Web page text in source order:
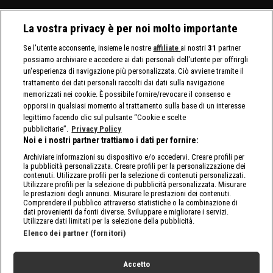
La vostra privacy è per noi molto importante
Se l'utente acconsente, insieme le nostre affiliate ai nostri31 partner
possiamo archiviare e accedere ai dati personali dell'utente per offrirgli
un'esperienza di navigazione più personalizzata. Ciò avviene tramite il
trattamento dei dati personali raccolti dai dati sulla navigazione
memorizzati nei cookie. È possibile fornire/revocare il consenso e
opporsi in qualsiasi momento al trattamento sulla base di un interesse
legittimo facendo clic sul pulsante “Cookie e scelte
pubblicitarie”. Privacy Policy
Noi e i nostri partner trattiamo i dati per fornire:
Archiviare informazioni su dispositivo e/o accedervi. Creare profili per
la pubblicità personalizzata. Creare profili per la personalizzazione dei
contenuti. Utilizzare profili per la selezione di contenuti personalizzati.
Utilizzare profili per la selezione di pubblicità personalizzata. Misurare
le prestazioni degli annunci. Misurare le prestazioni dei contenuti.
Comprendere il pubblico attraverso statistiche o la combinazione di
dati provenienti da fonti diverse. Sviluppare e migliorare i servizi.
Utilizzare dati limitati per la selezione della pubblicità.
Elenco dei partner (fornitori)
Accetto